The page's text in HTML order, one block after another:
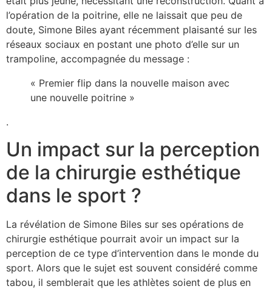
l’opération de la poitrine, elle ne laissait que peu de
doute, Simone Biles ayant récemment plaisanté sur les
réseaux sociaux en postant une photo d’elle sur un
trampoline, accompagnée du message :
« Premier flip dans la nouvelle maison avec
une nouvelle poitrine »
.
Un impact sur la perception
de la chirurgie esthétique
dans le sport ?
La révélation de Simone Biles sur ses opérations de
chirurgie esthétique pourrait avoir un impact sur la
perception de ce type d’intervention dans le monde du
sport. Alors que le sujet est souvent considéré comme
tabou, il semblerait que les athlètes soient de plus en